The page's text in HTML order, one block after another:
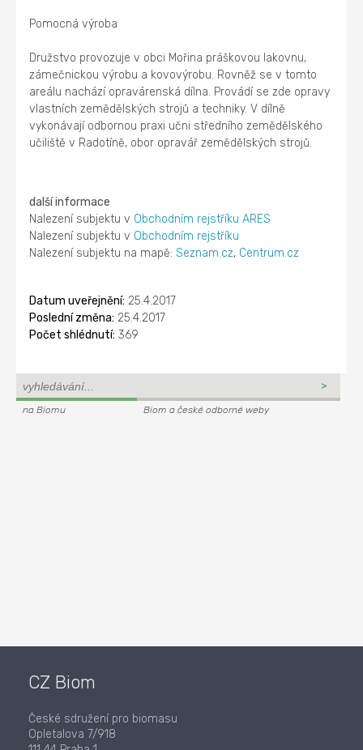
Pomocná výroba
Družstvo provozuje v obci Mořina práškovou lakovnu,
zámečnickou výrobu a kovovýrobu. Rovněž se v tomto
areálu nachází opravárenská dílna. Provádí se zde opravy
vlastních zemědělských strojů a techniky. V dílně
vykonávají odbornou praxi učni středního zemědělského
učiliště v Radotíně, obor opravář zemědělských strojů.
další informace
Nalezení subjektu v Obchodním rejstříku ARES
Nalezení subjektu v Obchodním rejstříku
Nalezení subjektu na mapě:Seznam.cz, Centrum.cz
Datum uveřejnění: 25.4.2017
Poslední změna: 25.4.2017
Počet shlédnutí: 369
na Biomu Biom a české odborné weby
CZ Biom
České sdružení pro biomasu
Opletalova 7/918